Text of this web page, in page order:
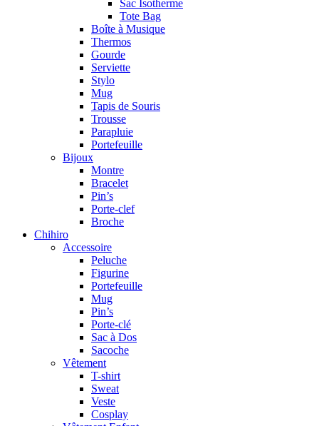
Sac Isotherme
Tote Bag
Boîte à Musique
Thermos
Gourde
Serviette
Stylo
Mug
Tapis de Souris
Trousse
Parapluie
Portefeuille
Bijoux
Montre
Bracelet
Pin’s
Porte-clef
Broche
Chihiro
Accessoire
Peluche
Figurine
Portefeuille
Mug
Pin’s
Porte-clé
Sac à Dos
Sacoche
Vêtement
T-shirt
Sweat
Veste
Cosplay